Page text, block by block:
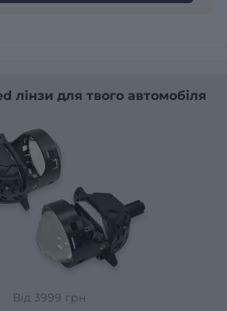
лінзи для твого автомобіля
Від 3999 грн